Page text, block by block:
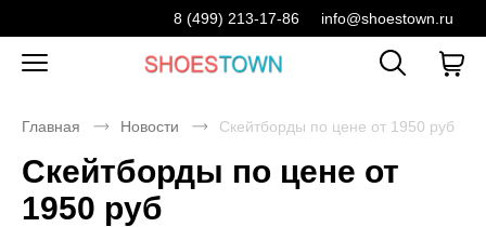
8 (499) 213-17-86 info@shoestown.ru
Главная Новости Скейтборды по цене от 1950 руб
Скейтборды по цене от
1950 руб